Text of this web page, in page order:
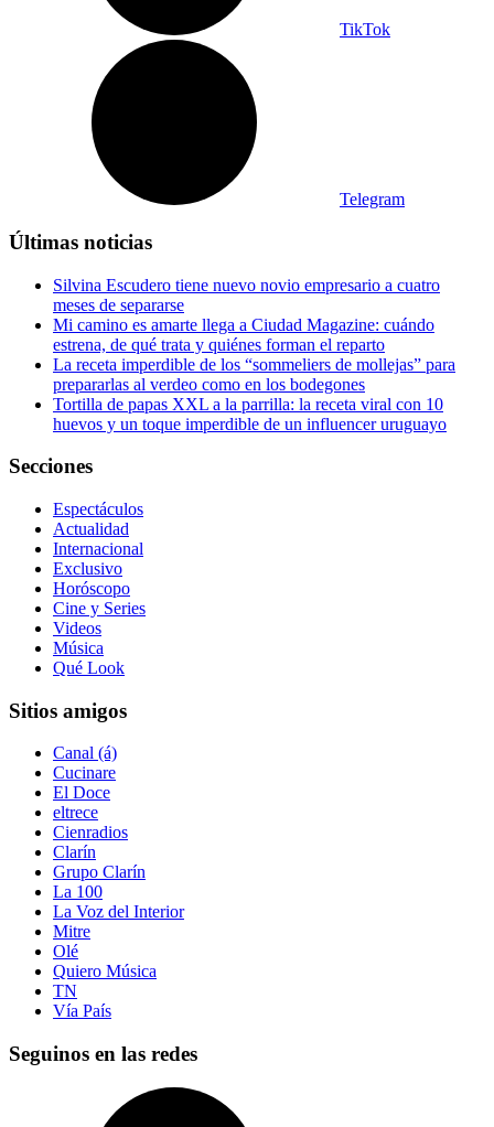
TikTok
Telegram
Últimas noticias
Silvina Escudero tiene nuevo novio empresario a cuatro
meses de separarse
Mi camino es amarte llega a Ciudad Magazine: cuándo
estrena, de qué trata y quiénes forman el reparto
La receta imperdible de los “sommeliers de mollejas” para
prepararlas al verdeo como en los bodegones
Tortilla de papas XXL a la parrilla: la receta viral con 10
huevos y un toque imperdible de un influencer uruguayo
Secciones
Espectáculos
Actualidad
Internacional
Exclusivo
Horóscopo
Cine y Series
Videos
Música
Qué Look
Sitios amigos
Canal (á)
Cucinare
El Doce
eltrece
Cienradios
Clarín
Grupo Clarín
La 100
La Voz del Interior
Mitre
Olé
Quiero Música
TN
Vía País
Seguinos en las redes